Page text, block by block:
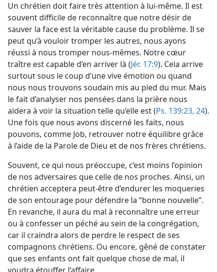
Un chrétien doit faire très attention à lui-​même. Il est
souvent difficile de reconnaître que notre désir de
sauver la face est la véritable cause du problème. Il se
peut qu’à vouloir tromper les autres, nous ayons
réussi à nous tromper nous-​mêmes. Notre cœur
traître est capable d’en arriver là (Jér. 17:9). Cela arrive
surtout sous le coup d’une vive émotion ou quand
nous nous trouvons soudain mis au pied du mur. Mais
le fait d’analyser nos pensées dans la prière nous
aidera à voir la situation telle qu’elle est (Ps. 139:23, 24).
Une fois que nous avons discerné les faits, nous
pouvons, comme Job, retrouver notre équilibre grâce
à l’aide de la Parole de Dieu et de nos frères chrétiens.
Souvent, ce qui nous préoccupe, c’est moins l’opinion
de nos adversaires que celle de nos proches. Ainsi, un
chrétien acceptera peut-être d’endurer les moqueries
de son entourage pour défendre la “bonne nouvelle”.
En revanche, il aura du mal à reconnaître une erreur
ou à confesser un péché au sein de la congrégation,
car il craindra alors de perdre le respect de ses
compagnons chrétiens. Ou encore, gêné de constater
que ses enfants ont fait quelque chose de mal, il